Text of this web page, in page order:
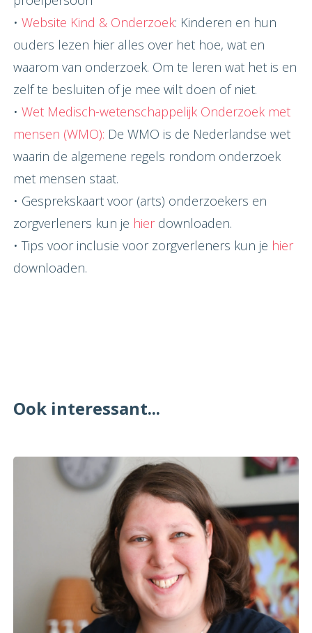
• Website Kind & Onderzoek: Kinderen en hun
ouders lezen hier alles over het hoe, wat en
waarom van onderzoek. Om te leren wat het is en
zelf te besluiten of je mee wilt doen of niet.
• Wet Medisch-wetenschappelijk Onderzoek met
mensen (WMO): De WMO is de Nederlandse wet
waarin de algemene regels rondom onderzoek
met mensen staat.
• Gesprekskaart voor (arts) onderzoekers en
zorgverleners kun je hier downloaden.
• Tips voor inclusie voor zorgverleners kun je hier
downloaden.
Ook interessant...